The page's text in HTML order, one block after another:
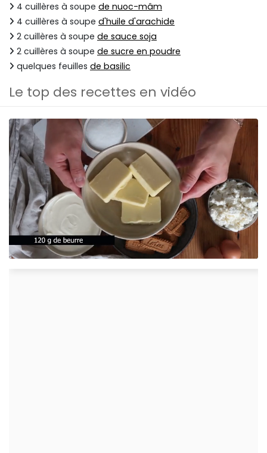
4 cuillères à soupe de nuoc-mâm
4 cuillères à soupe d'huile d'arachide
2 cuillères à soupe de sauce soja
2 cuillères à soupe de sucre en poudre
quelques feuilles de basilic
Le top des recettes en vidéo